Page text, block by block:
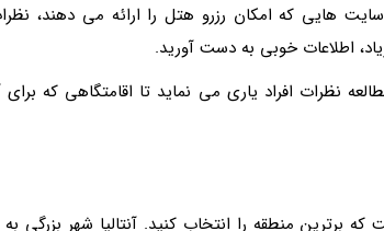
هایی که امکان رزرو هتل را ارائه می دهند،
اطلاعات خوبی به دست آورید.
نظرات افراد یاری می نماید تا اقامتگاهی که
برترین منطقه را انتخاب کنید. آنتالیا شهر بزرگی